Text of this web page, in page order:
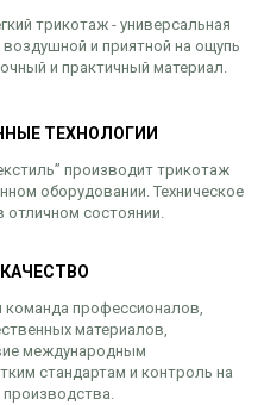
трикотаж - универсальная
и приятной на ощупь
и практичный материал.
ТЕХНОЛОГИИ
производит трикотаж
оборудовании. Техническое
отличном состоянии.
команда профессионалов,
материалов,
международным
стандартам и контроль на
производства.